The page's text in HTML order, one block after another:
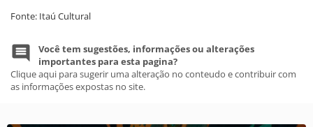
Fonte: Itaú Cultural
Você tem sugestões, informações ou alterações
importantes para esta pagina?
Clique aqui para sugerir uma alteração no conteudo e contribuir com
as informações expostas no site.